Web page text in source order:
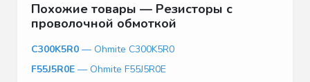
Похожие товары — Резисторы с
проволочной обмоткой
C300K5R0 — Ohmite C300K5R0
F55J5R0E — Ohmite F55J5R0E